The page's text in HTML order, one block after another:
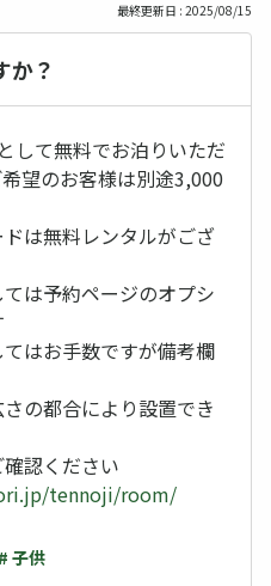
最終更新日 : 2025/08/15
か？
して無料でお泊りいただ
望のお客様は別途3,000
は無料レンタルがござ
は予約ページのオプシ
はお手数ですが備考欄
の都合により設置でき
認ください
tennoji/room/
# 子供